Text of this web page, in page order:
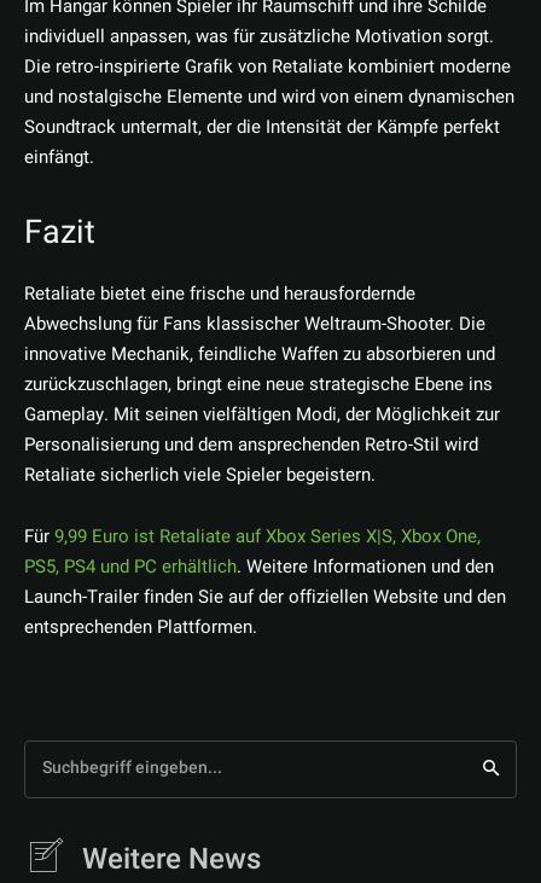
Im Hangar können Spieler ihr Raumschiff und ihre Schilde
individuell anpassen, was für zusätzliche Motivation sorgt.
Die retro-inspirierte Grafik von Retaliate kombiniert moderne
und nostalgische Elemente und wird von einem dynamischen
Soundtrack untermalt, der die Intensität der Kämpfe perfekt
einfängt.
Fazit
Retaliate bietet eine frische und herausfordernde
Abwechslung für Fans klassischer Weltraum-Shooter. Die
innovative Mechanik, feindliche Waffen zu absorbieren und
zurückzuschlagen, bringt eine neue strategische Ebene ins
Gameplay. Mit seinen vielfältigen Modi, der Möglichkeit zur
Personalisierung und dem ansprechenden Retro-Stil wird
Retaliate sicherlich viele Spieler begeistern.
Für9,99 Euro ist Retaliate auf Xbox Series X|S, Xbox One,
PS5, PS4 und PC erhältlich. Weitere Informationen und den
Launch-Trailer finden Sie auf der offiziellen Website und den
entsprechenden Plattformen.
Suchbegriff eingeben...
Weitere News